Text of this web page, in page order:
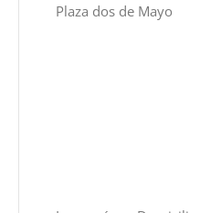
Plaza dos de Mayo